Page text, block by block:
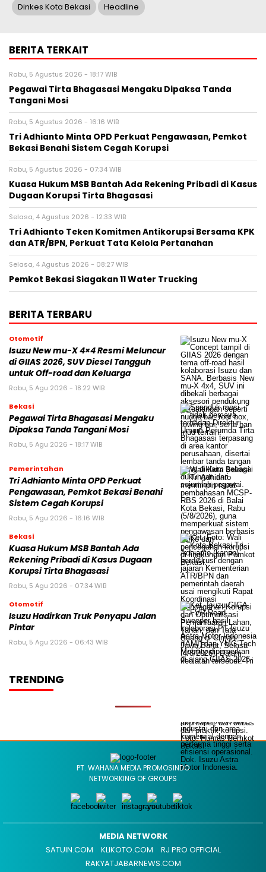
Dinkes Kota Bekasi Headline
BERITA TERKAIT
Rabu, 5 Agustus 2026 - 18:17 WIB
Pegawai Tirta Bhagasasi Mengaku Dipaksa Tanda
Tangani Mosi
Rabu, 5 Agustus 2026 - 16:16 WIB
Tri Adhianto Minta OPD Perkuat Pengawasan, Pemkot
Bekasi Benahi Sistem Cegah Korupsi
Rabu, 5 Agustus 2026 - 07:34 WIB
Kuasa Hukum MSB Bantah Ada Rekening Pribadi di Kasus
Dugaan Korupsi Tirta Bhagasasi
Selasa, 4 Agustus 2026 - 12:33 WIB
Tri Adhianto Teken Komitmen Antikorupsi Bersama KPK
dan ATR/BPN, Perkuat Tata Kelola Pertanahan
Selasa, 4 Agustus 2026 - 08:27 WIB
Pemkot Bekasi Siagakan 11 Water Trucking
BERITA TERBARU
Otomotif
Isuzu New mu-X 4×4 Resmi Meluncur
di GIIAS 2026, SUV Diesel Tangguh
untuk Off-road dan Keluarga
Rabu, 5 Agu 2026 - 18:22 WIB
Bekasi
Pegawai Tirta Bhagasasi Mengaku
Dipaksa Tanda Tangani Mosi
Rabu, 5 Agu 2026 - 18:17 WIB
Pemerintahan
Tri Adhianto Minta OPD Perkuat
Pengawasan, Pemkot Bekasi Benahi
Sistem Cegah Korupsi
Rabu, 5 Agu 2026 - 16:16 WIB
Bekasi
Kuasa Hukum MSB Bantah Ada
Rekening Pribadi di Kasus Dugaan
Korupsi Tirta Bhagasasi
Rabu, 5 Agu 2026 - 07:34 WIB
Otomotif
Isuzu Hadirkan Truk Penyapu Jalan
Pintar
Rabu, 5 Agu 2026 - 06:43 WIB
TRENDING
PT. WAHANA MEDIA PROMOSINDO
NETWORKING OF GROUPS
MEDIA NETWORK
SATUIN.COM
KLIKOTO.COM
RJ PRO OFFICIAL
RAKYATJABARNEWS.COM